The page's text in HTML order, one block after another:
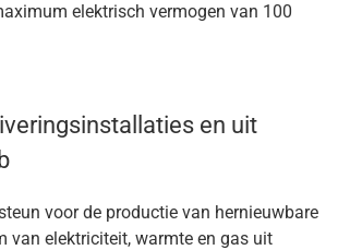
elektrisch vermogen van 100
en uit
voor de productie van hernieuwbare
van elektriciteit, warmte en gas uit